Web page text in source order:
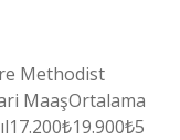
Methodist
MaaşOrtalama